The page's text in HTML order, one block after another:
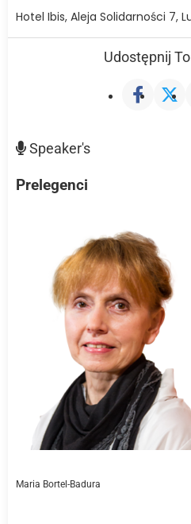
Hotel Ibis, Aleja Solidarności 7,
Udostępnij
Speaker's
Prelegenci
Maria Bortel-Badura